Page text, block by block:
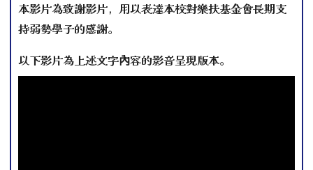
本影片為致謝影片，用以表達本校對樂扶基金會長期支
持弱勢學子的感謝。
以下影片為上述文字內容的影音呈現版本。